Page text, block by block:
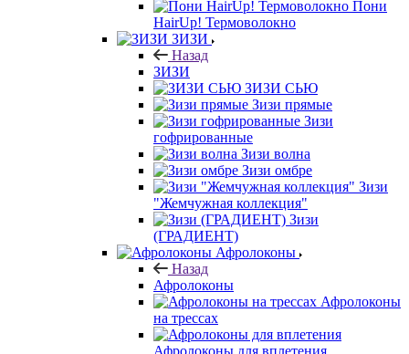
Пони
HairUp! Термоволокно
ЗИЗИ
Назад
ЗИЗИ
ЗИЗИ СЬЮ
Зизи прямые
Зизи
гофрированные
Зизи волна
Зизи омбре
Зизи
"Жемчужная коллекция"
Зизи
(ГРАДИЕНТ)
Афролоконы
Назад
Афролоконы
Афролоконы
на трессах
Афролоконы для вплетения